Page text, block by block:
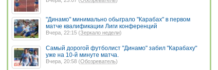
"Динамо" минимально обыграло "Карабах" в первом
матче квалификации Лиги конференций
Вчера, 22:15 (Зеркало недели)
Самый дорогой футболист "Динамо" забил "Карабаху"
уже на 10-й минуте матча.
Вчера, 20:58 (Обозреватель)